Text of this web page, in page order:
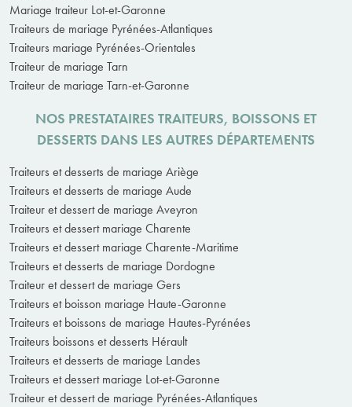
Mariage traiteur Lot-et-Garonne
Traiteurs de mariage Pyrénées-Atlantiques
Traiteurs mariage Pyrénées-Orientales
Traiteur de mariage Tarn
Traiteur de mariage Tarn-et-Garonne
NOS PRESTATAIRES TRAITEURS, BOISSONS ET
DESSERTS DANS LES AUTRES DÉPARTEMENTS
Traiteurs et desserts de mariage Ariège
Traiteurs et desserts de mariage Aude
Traiteur et dessert de mariage Aveyron
Traiteurs et dessert mariage Charente
Traiteurs et dessert mariage Charente-Maritime
Traiteurs et desserts de mariage Dordogne
Traiteur et dessert de mariage Gers
Traiteurs et boisson mariage Haute-Garonne
Traiteurs et boissons de mariage Hautes-Pyrénées
Traiteurs boissons et desserts Hérault
Traiteurs et desserts de mariage Landes
Traiteurs et dessert mariage Lot-et-Garonne
Traiteur et dessert de mariage Pyrénées-Atlantiques